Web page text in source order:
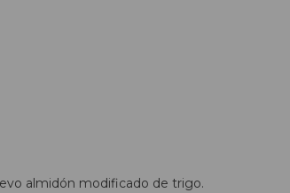
almidón modificado de trigo.